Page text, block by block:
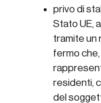
privo di
Stato UE,
tramite un
fermo che,
residenti,
del